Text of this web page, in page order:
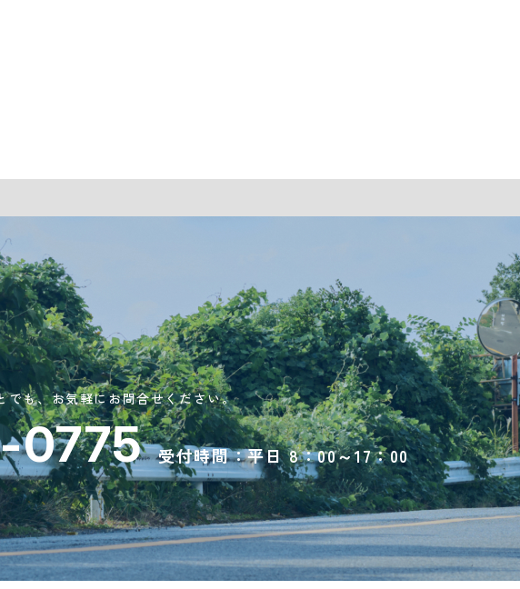
でも、お気軽にお問合せください。
0775 受付時間：平日 8：00～17：00